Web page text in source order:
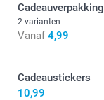
Cadeauverpakking
2 varianten
Vanaf 4,99
Cadeaustickers
10,99